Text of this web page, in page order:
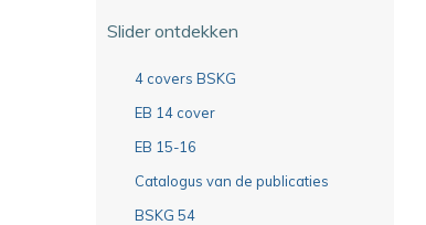
Slider ontdekken
4 covers BSKG
EB 14 cover
EB 15-16
Catalogus van de publicaties
BSKG 54